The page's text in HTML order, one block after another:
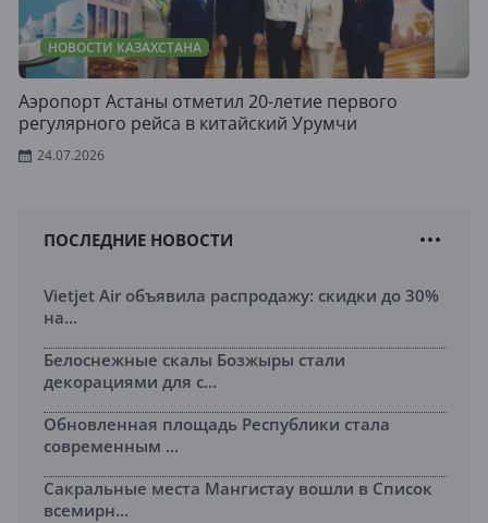
НОВОСТИ КАЗАХСТАНА
Аэропорт Астаны отметил 20-летие первого
регулярного рейса в китайский Урумчи
24.07.2026
ПОСЛЕДНИЕ НОВОСТИ
Vietjet Air объявила распродажу: скидки до 30%
на...
Белоснежные скалы Бозжыры стали
декорациями для с...
Обновленная площадь Республики стала
современным ...
Сакральные места Мангистау вошли в Список
всемирн...